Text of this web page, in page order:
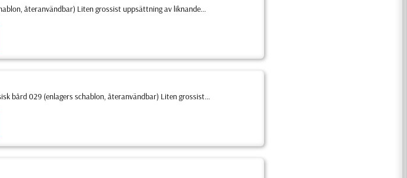
återanvändbar) Liten grossist uppsättning av liknande...
bård 029 (enlagers schablon, återanvändbar) Liten grossist...